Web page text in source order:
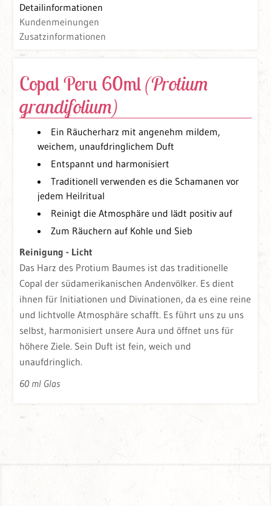
Detailinformationen
Kundenmeinungen
Zusatzinformationen
Copal Peru 60ml(Protium
grandifolium)
Ein Räucherharz mit angenehm mildem,
weichem, unaufdringlichem Duft
Entspannt und harmonisiert
Traditionell verwenden es die Schamanen vor
jedem Heilritual
Reinigt die Atmosphäre und lädt positiv auf
Zum Räuchern auf Kohle und Sieb
Reinigung - Licht
Das Harz des Protium Baumes ist das traditionelle
Copal der südamerikanischen Andenvölker. Es dient
ihnen für Initiationen und Divinationen, da es eine reine
und lichtvolle Atmosphäre schafft. Es führt uns zu uns
selbst, harmonisiert unsere Aura und öffnet uns für
höhere Ziele. Sein Duft ist fein, weich und
unaufdringlich.
60 ml Glas